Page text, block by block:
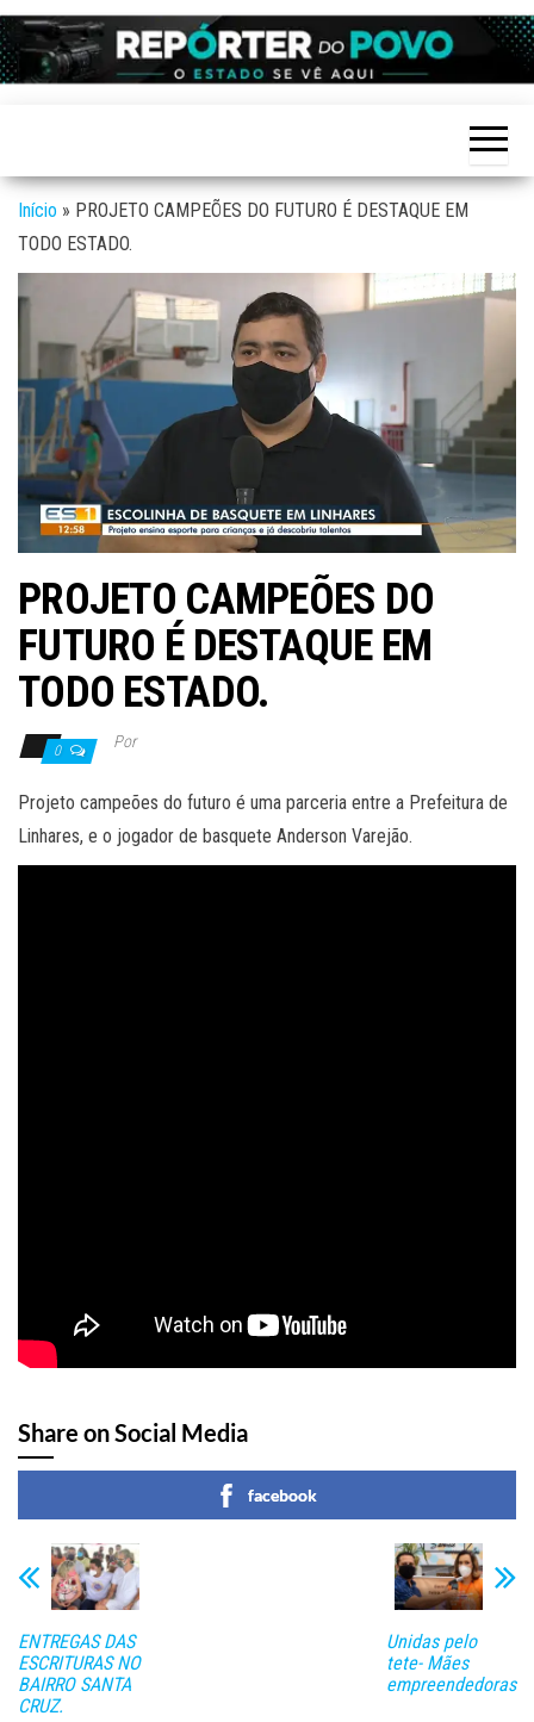
Skip
to
the
Reporter
site de
Notícias
Início » PROJETO CAMPEÕES DO FUTURO É DESTAQUE EM
TODO ESTADO.
PROJETO CAMPEÕES DO
FUTURO É DESTAQUE EM
TODO ESTADO.
0 Por
Projeto campeões do futuro é uma parceria entre a Prefeitura de
Linhares, e o jogador de basquete Anderson Varejão.
Share on Social Media
facebook
ENTREGAS DAS
ESCRITURAS NO
BAIRRO SANTA
CRUZ.
Unidas pelo
tete- Mães
empreendedoras